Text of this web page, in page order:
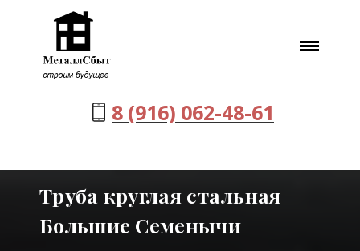
8 (916) 062-48-61
Труба круглая стальная
Большие Семенычи